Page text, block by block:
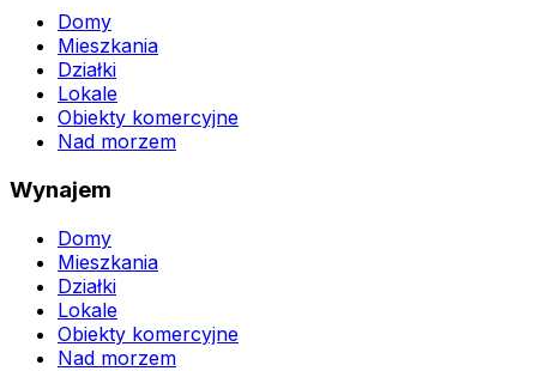
Domy
Mieszkania
Działki
Lokale
Obiekty komercyjne
Nad morzem
Wynajem
Domy
Mieszkania
Działki
Lokale
Obiekty komercyjne
Nad morzem